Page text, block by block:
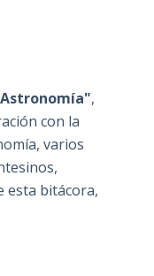
,
con la
varios
esta bitácora,